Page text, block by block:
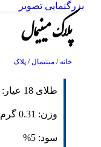
بزرگنمایی تصویر
پلاک مینیمال
خانه/ مینیمال/ پلاک
طلای 18 عیار:
وزن: 0.31 گرم
سود: 5%